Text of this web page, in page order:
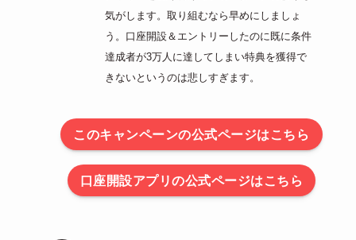
気がします。取り組むなら早めにしましょ
う。口座開設＆エントリーしたのに既に条件
達成者が3万人に達してしまい特典を獲得で
きないというのは悲しすぎます。
このキャンペーンの公式ページはこちら
口座開設アプリの公式ページはこちら